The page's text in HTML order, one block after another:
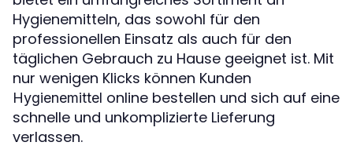
Hygienemitteln, das sowohl für den
professionellen Einsatz als auch für den
täglichen Gebrauch zu Hause geeignet ist. Mit
nur wenigen Klicks können Kunden
Hygienemittel online bestellen und sich auf eine
schnelle und unkomplizierte Lieferung
verlassen.